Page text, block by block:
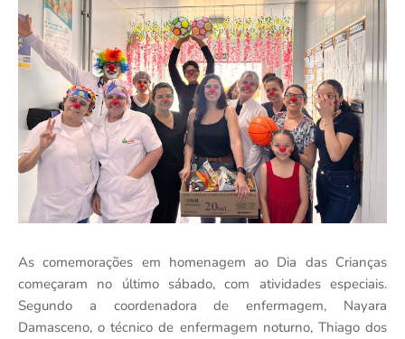
As comemorações em homenagem ao Dia das Crianças
começaram no último sábado, com atividades especiais.
Segundo a coordenadora de enfermagem, Nayara
Damasceno, o técnico de enfermagem noturno, Thiago dos